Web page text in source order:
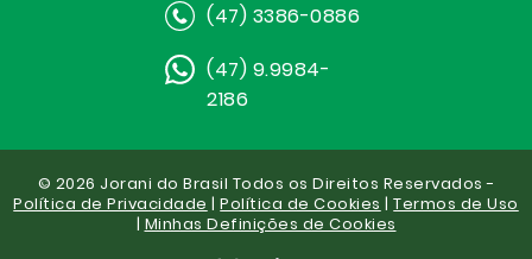
(47) 3386-0886
(47) 9.9984-
2186
© 2026 Jorani do Brasil Todos os Direitos Reservados -
Política de Privacidade |Política de Cookies |Termos de Uso
| Minhas Definições de Cookies